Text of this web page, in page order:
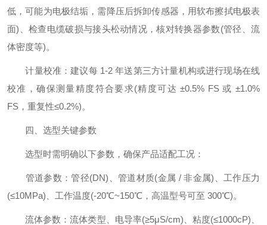
低，可能为电极结垢，需降压后拆卸传感器，用软布擦拭电极表
面)、检查电缆破损与接头松动情况，核对转换器参数(管径、流
体密度等)。
计量校准：建议每 1-2 年送第三方计量机构或进行现场在线
校准，确保测量精度符合要求(精度可达 ±0.5% FS 或 ±1.0%
FS，重复性≤0.2%)。
四、选型关键参数
选型时需明确以下参数，确保产品适配工况：
管道参数：管径(DN)、管道材质(金属 / 非金属)、工作压力
(≤10MPa)、工作温度(-20℃~150℃，高温型号可至 300℃)。
流体参数：流体类型、电导率(≥5μS/cm)、粘度(≤1000cP)、